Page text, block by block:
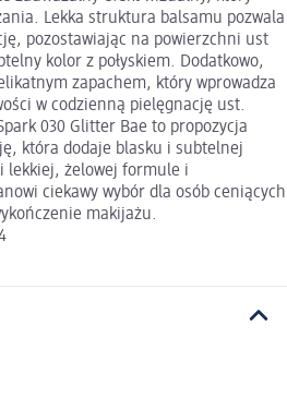
Lekka struktura balsamu pozwala
pozostawiając na powierzchni ust
kolor z połyskiem. Dodatkowo,
zapachem, który wprowadza
w codzienną pielęgnację ust.
030 Glitter Bae to propozycja
która dodaje blasku i subtelnej
lekkiej, żelowej formule i
ciekawy wybór dla osób ceniących
makijażu.